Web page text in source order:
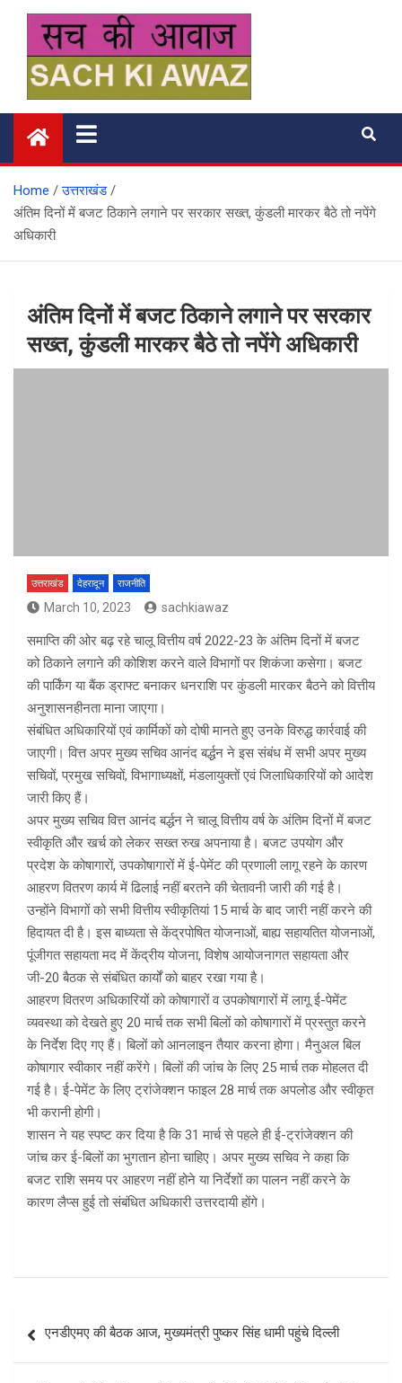
content
सच की आवाज
Home
उत्तराखंड
अंतिम दिनों में बजट ठिकाने लगाने पर सरकार सख्त, कुंडली मारकर बैठे तो नपेंगे
अधिकारी
अंतिम दिनों में बजट ठिकाने लगाने पर सरकार
सख्त, कुंडली मारकर बैठे तो नपेंगे अधिकारी
उत्तराखंड देहरादून राजनीति
March 10, 2023 sachkiawaz
समाप्ति की ओर बढ़ रहे चालू वित्तीय वर्ष 2022-23 के अंतिम दिनों में बजट
को ठिकाने लगाने की कोशिश करने वाले विभागों पर शिकंजा कसेगा। बजट
की पार्किंग या बैंक ड्राफ्ट बनाकर धनराशि पर कुंडली मारकर बैठने को वित्तीय
अनुशासनहीनता माना जाएगा।
संबंधित अधिकारियों एवं कार्मिकों को दोषी मानते हुए उनके विरुद्ध कार्रवाई की
जाएगी। वित्त अपर मुख्य सचिव आनंद बर्द्धन ने इस संबंध में सभी अपर मुख्य
सचिवों, प्रमुख सचिवों, विभागाध्यक्षों, मंडलायुक्तों एवं जिलाधिकारियों को आदेश
जारी किए हैं।
अपर मुख्य सचिव वित्त आनंद बर्द्धन ने चालू वित्तीय वर्ष के अंतिम दिनों में बजट
स्वीकृति और खर्च को लेकर सख्त रुख अपनाया है। बजट उपयोग और
प्रदेश के कोषागारों, उपकोषागारों में ई-पेमेंट की प्रणाली लागू रहने के कारण
आहरण वितरण कार्य में ढिलाई नहीं बरतने की चेतावनी जारी की गई है।
उन्होंने विभागों को सभी वित्तीय स्वीकृतियां 15 मार्च के बाद जारी नहीं करने की
हिदायत दी है। इस बाध्यता से केंद्रपोषित योजनाओं, बाह्य सहायतित योजनाओं,
पूंजीगत सहायता मद में केंद्रीय योजना, विशेष आयोजनागत सहायता और
जी-20 बैठक से संबंधित कार्यों को बाहर रखा गया है।
आहरण वितरण अधिकारियों को कोषागारों व उपकोषागारों में लागू ई-पेमेंट
व्यवस्था को देखते हुए 20 मार्च तक सभी बिलों को कोषागारों में प्रस्तुत करने
के निर्देश दिए गए हैं। बिलों को आनलाइन तैयार करना होगा। मैनुअल बिल
कोषागार स्वीकार नहीं करेंगे। बिलों की जांच के लिए 25 मार्च तक मोहलत दी
गई है। ई-पेमेंट के लिए ट्रांजेक्शन फाइल 28 मार्च तक अपलोड और स्वीकृत
भी करानी होगी।
शासन ने यह स्पष्ट कर दिया है कि 31 मार्च से पहले ही ई-ट्रांजेक्शन की
जांच कर ई-बिलों का भुगतान होना चाहिए। अपर मुख्य सचिव ने कहा कि
बजट राशि समय पर आहरण नहीं होने या निर्देशों का पालन नहीं करने के
कारण लैप्स हुई तो संबंधित अधिकारी उत्तरदायी होंगे।
navigation
एनडीएमए की बैठक आज, मुख्यमंत्री पुष्कर सिंह धामी पहुंचे दिल्ली